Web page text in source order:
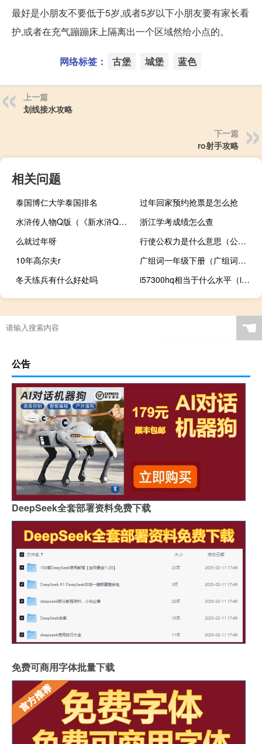
最好是小朋友不要低于5岁,或者5岁以下小朋友要有家长看
护,或者在充气蹦蹦床上隔离出一个区域然给小点的。
网络标签： 古堡 城堡 蓝色
上一篇
划线接水攻略
下一篇
ro射手攻略
相关问题
泰国博仁大学泰国排名
过年回家预约抢票是怎么抢
水浒传人物Q版（《新水浒Q传》剑侠）
浙江学考成绩怎么查
么就过年呀
行使公权力是什么意思（公权力的定义是什么 以及主体是哪些）
10年高尔夫r
广组词一年级下册（广组词一年级）
冬天练兵有什么好处吗
i57300hq相当于什么水平（i5 7300hq）
☚
公告
DeepSeek全套部署资料免费下载
免费可商用字体批量下载